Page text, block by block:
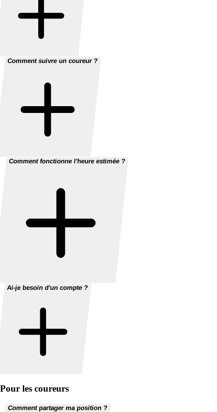
Comment suivre un coureur ?
Comment fonctionne l'heure estimée ?
Ai-je besoin d'un compte ?
Pour les coureurs
Comment partager ma position ?